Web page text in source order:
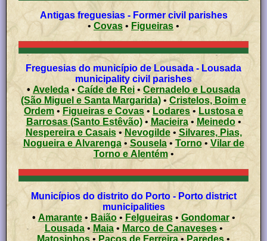
Antigas freguesias - Former civil parishes
• Covas • Figueiras •
Freguesias do município de Lousada - Lousada
municipality civil parishes
• Aveleda• Caíde de Rei •Cernadelo e Lousada
(São Miguel e Santa Margarida)• Cristelos, Boim e
Ordem • Figueiras e Covas • Lodares • Lustosa e
Barrosas (Santo Estêvão)•Macieira• Meinedo•
Nespereira e Casais•Nevogilde• Silvares, Pias,
Nogueira e Alvarenga• Sousela•Torno• Vilar de
Torno e Alentém•
Municípios do distrito do Porto - Porto district
municipalities
• Amarante• Baião• Felgueiras•Gondomar•
Lousada•Maia• Marco de Canaveses•
Matosinhos • Paços de Ferreira• Paredes •